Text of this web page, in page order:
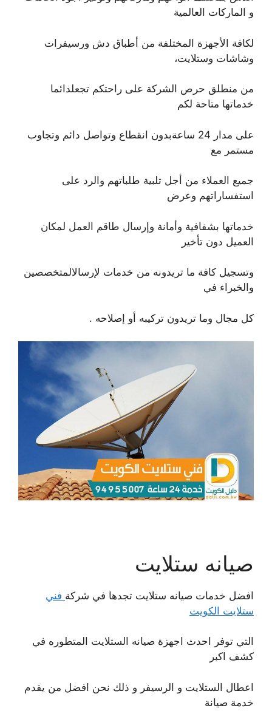
و الماركات العالمية
لكافة الأجهزة المختلفة من أطباق دش ورسيفرات
وشاشات وستلايت،
من منطلق حرص الشركة على راحتكم تجعلدائما
خدماتها متاحة لكم
على مدار 24 ساعةبدون انقطاع وتواصل دائم وتجاوب
مستمر مع
جميع العملاء من أجل تلبية طلباتهم والرد على
استفساراتهم وعرض
خدماتها بشفافية وأمانة وإرسال طاقم العمل لمكان
العميل دون تأخير
وتسجيل كافة ما تريدونه من خدمات لإرسالالمتخصصين
والخبراء في
كل مجال وما تريدون تركيبه أو إصلاحه .
صيانه ستلايت
افضل خدمات صيانه ستلايت تجدها في شركة فني
ستلايت الكويت
التي توفر احدث اجهزة صيانه الستلايت المتطوره في
كشف اكبر
اعطال الستلايت و الرسيفر و ذلك نحن افضل من يقدم
خدمة صيانة